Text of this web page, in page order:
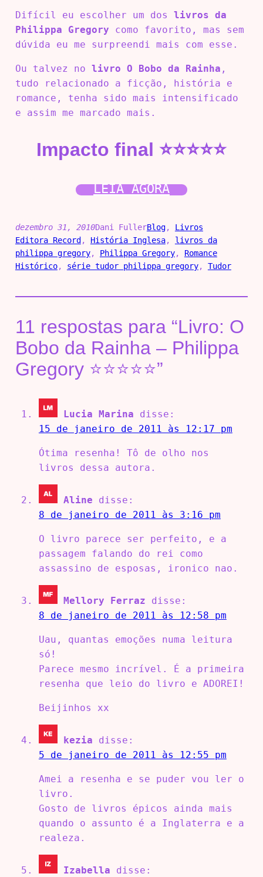
Difícil eu escolher um dos
livros da
Philippa Gregory como favorito, mas sem
dúvida eu me surpreendi mais com esse.
Ou talvez no livro O Bobo da Rainha ,
tudo relacionado a ficção, história e
romance, tenha sido mais intensificado
e assim me marcado mais.
Impacto final ⭐⭐⭐⭐⭐
LEIA AGORA
dezembro 31, 2010Dani FullerBlog, Livros
Editora Record , História Inglesa, livros da
philippa gregory, Philippa Gregory, Romance
Histórico, série tudor philippa gregory, Tudor
11 respostas para “Livro: O
Bobo da Rainha – Philippa
Gregory ⭐⭐⭐⭐⭐”
Lucia Marina
disse:
15 de janeiro de 2011 às 12:17 pm
Ótima resenha! Tô de olho nos
livros dessa autora.
Aline
disse:
8 de janeiro de 2011 às 3:16 pm
O livro parece ser perfeito, e a
passagem falando do rei como
assassino de esposas, ironico nao.
Mellory Ferraz
disse:
8 de janeiro de 2011 às 12:58 pm
Uau, quantas emoções numa leitura
só!
Parece mesmo incrível. É a primeira
resenha que leio do livro e ADOREI!
Beijinhos xx
kezia
disse:
5 de janeiro de 2011 às 12:55 pm
Amei a resenha e se puder vou ler o
livro.
Gosto de livros épicos ainda mais
quando o assunto é a Inglaterra e a
realeza.
Izabella
disse: